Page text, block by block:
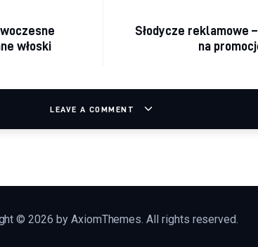
włoski
Słodycze reklamowe
na
LEAVE A COMMENT
© 2026 by AxiomThemes. All rights reserved.